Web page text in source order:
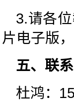
3.请各
片电子版
五、联
杜鸿：